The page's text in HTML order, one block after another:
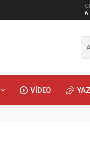
VİDEO